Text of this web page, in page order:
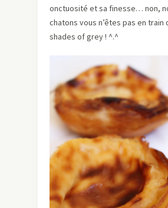
onctuosité et sa finesse… non,
chatons vous n’êtes pas en train
shades of grey ! ^.^